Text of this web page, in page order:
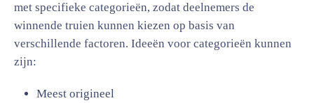
met specifieke categorieën, zodat deelnemers de
winnende truien kunnen kiezen op basis van
verschillende factoren. Ideeën voor categorieën kunnen
zijn:
Meest origineel